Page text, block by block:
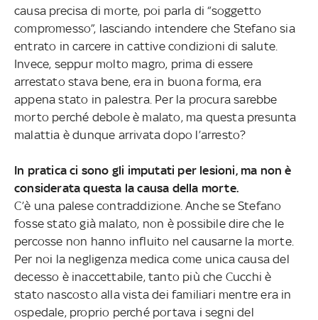
causa precisa di morte, poi parla di “soggetto
compromesso”, lasciando intendere che Stefano sia
entrato in carcere in cattive condizioni di salute.
Invece, seppur molto magro, prima di essere
arrestato stava bene, era in buona forma, era
appena stato in palestra. Per la procura sarebbe
morto perché debole è malato, ma questa presunta
malattia è dunque arrivata dopo l’arresto?
In pratica ci sono gli imputati per lesioni, ma non è
considerata questa la causa della morte.
C’è una palese contraddizione. Anche se Stefano
fosse stato già malato, non è possibile dire che le
percosse non hanno influito nel causarne la morte.
Per noi la negligenza medica come unica causa del
decesso è inaccettabile, tanto più che Cucchi è
stato nascosto alla vista dei familiari mentre era in
ospedale, proprio perché portava i segni del